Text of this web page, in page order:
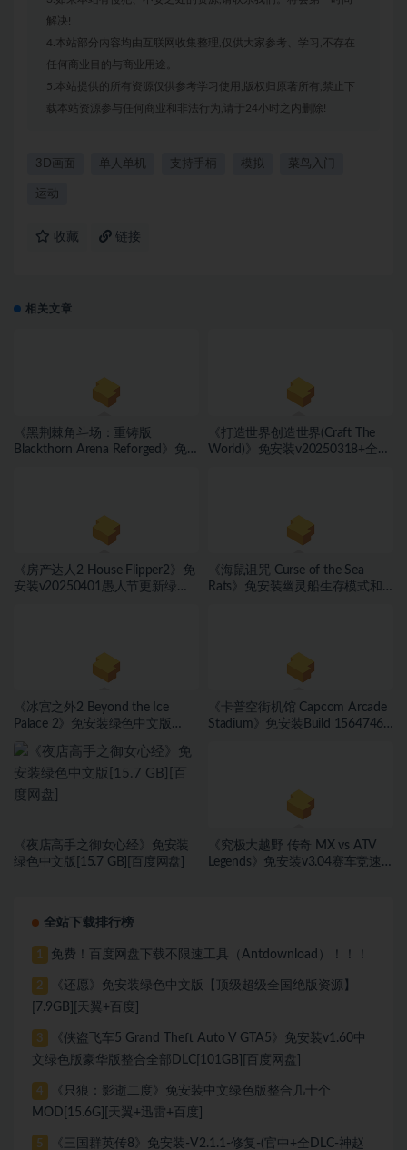
解决!
4.本站部分内容均由互联网收集整理,仅供大家参考、学习,不存在
任何商业目的与商业用途。
5.本站提供的所有资源仅供参考学习使用,版权归原著所有,禁止下
载本站资源参与任何商业和非法行为,请于24小时之内删除!
3D画面 单人单机 支持手柄 模拟 菜鸟入门
运动
收藏 链接
相关文章
《黑荆棘角斗场：重铸版
Blackthorn Arena Reforged》免
《打造世界创造世界(Craft The
World)》免安装v20250318+全
《房产达人2 House Flipper2》免
安装v20250401愚人节更新绿色
《海鼠诅咒 Curse of the Sea
Rats》免安装幽灵船生存模式和
《冰宫之外2 Beyond the Ice
Palace 2》免安装绿色中文版
《卡普空街机馆 Capcom Arcade
Stadium》免安装Build 15647467
《夜店高手之御女心经》免安装
绿色中文版[15.7 GB][百度网盘]
《究极大越野 传奇 MX vs ATV
Legends》免安装v3.04赛车竞速
全站下载排行榜
1 免费！百度网盘下载不限速工具（Antdownload）！！！
2
《还愿》免安装绿色中文版【顶级超级全国绝版资源】
[7.9GB][天翼+百度]
3
《侠盗飞车5 Grand Theft Auto V GTA5》免安装v1.60中
文绿色版豪华版整合全部DLC[101GB][百度网盘]
4
《只狼：影逝二度》免安装中文绿色版整合几十个
MOD[15.6G][天翼+迅雷+百度]
5
《三国群英传8》免安装-V2.1.1-修复-(官中+全DLC-神赵